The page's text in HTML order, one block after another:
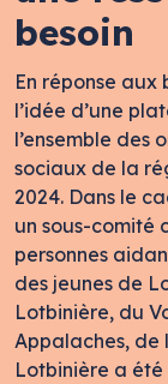
besoin
En réponse aux
l’idée d’une
l’ensemble des
sociaux de la
2024. Dans le
un sous-comité
personnes
des jeunes de
Lotbinière, du
Appalaches, de
Lotbinière a été